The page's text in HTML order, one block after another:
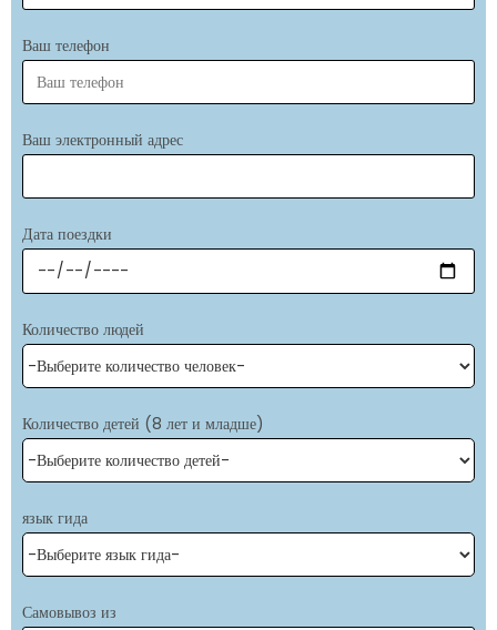
Ваш телефон
Ваш электронный адрес
Дата поездки
Количество людей
Количество детей (8 лет и младше)
язык гида
Самовывоз из